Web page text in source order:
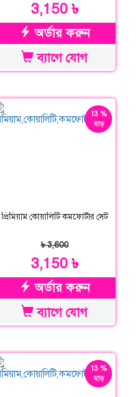
3,150 ৳
অর্ডার করুন
ব্যাগে যোগ
13 %
ছাড়
প্রিমিয়াম কোয়ালিটি কমফোর্টার সেট
৳ 3,600
3,150 ৳
অর্ডার করুন
ব্যাগে যোগ
13 %
ছাড়